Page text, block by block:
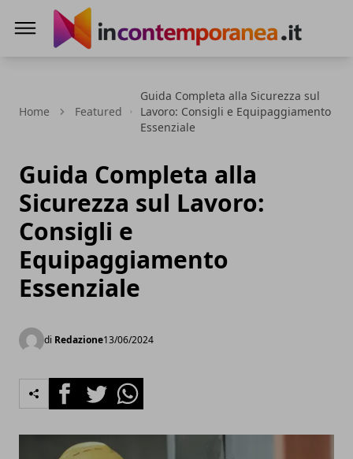
Home Featured
Guida Completa alla Sicurezza sul
Lavoro: Consigli e Equipaggiamento
Essenziale
Guida Completa alla
Sicurezza sul Lavoro:
Consigli e
Equipaggiamento
Essenziale
di Redazione13/06/2024
FacebookTwitterWhatsapp